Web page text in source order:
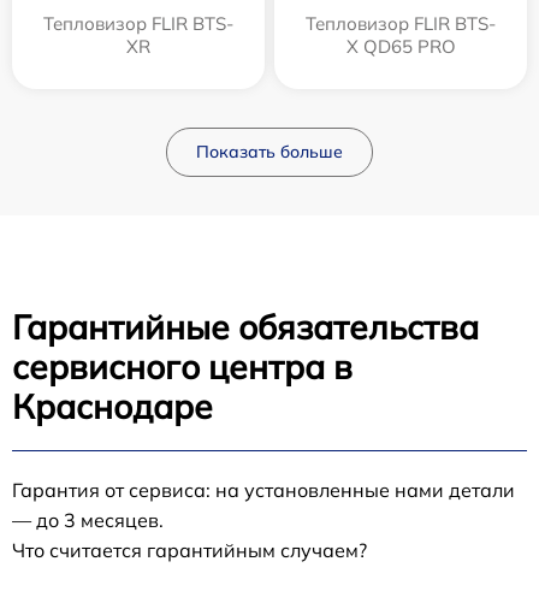
Тепловизор FLIR BTS-
XR
Тепловизор FLIR BTS-
X QD65 PRO
Показать больше
Гарантийные обязательства
сервисного центра в
Краснодаре
Гарантия от сервиса: на установленные нами детали
— до 3 месяцев.
Что считается гарантийным случаем?